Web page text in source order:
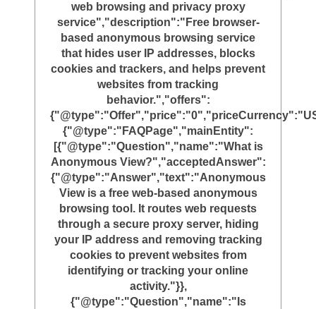
web browsing and privacy proxy
service","description":"Free browser-
based anonymous browsing service
that hides user IP addresses, blocks
cookies and trackers, and helps prevent
websites from tracking
behavior.","offers":
{"@type":"FAQPage","mainEntity":
[{"@type":"Question","name":"What is
Anonymous View?","acceptedAnswer":
{"@type":"Answer","text":"Anonymous
View is a free web-based anonymous
browsing tool. It routes web requests
through a secure proxy server, hiding
your IP address and removing tracking
cookies to prevent websites from
identifying or tracking your online
activity."}},
{"@type":"Question","name":"Is